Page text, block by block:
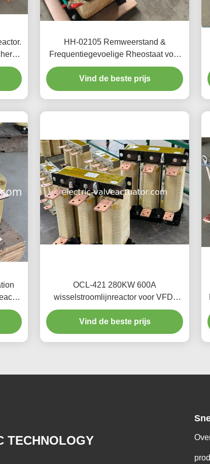
HH-02105 Remweerstand &
Frequentiegevoelige Rheostaat voor
VFD Omvormers
Vind de beste prijs
OCL-421 280KW 600A
wisselstroomlijnreactor voor VFD-
omvormer-invoer-uitvoer
Vind de beste prijs
TECHNOLOGY